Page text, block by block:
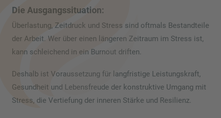
Die Ausgangssituation:
Überlastung, Zeitdruck und Stress sind oftmals Bestandteile
der Arbeit. Wer über einen längeren Zeitraum im Stress ist,
kann schleichend in ein Burnout driften.
Deshalb ist Voraussetzung für langfristige Leistungskraft,
Gesundheit und Lebensfreude der konstruktive Umgang mit
Stress, die Vertiefung der inneren Stärke und Resilienz.